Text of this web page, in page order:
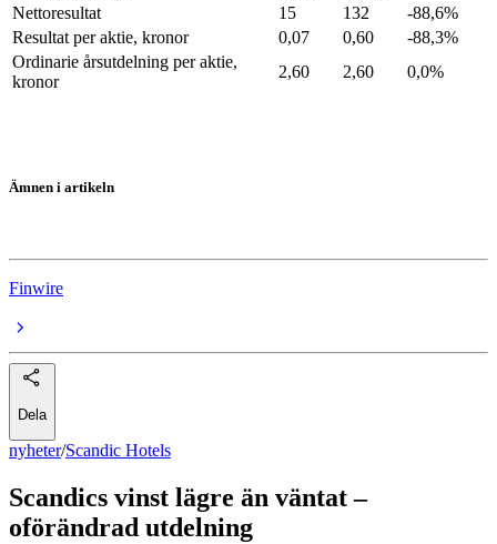
Nettoresultat
15 132
-88,6%
Resultat per aktie, kronor
0,07 0,60
-88,3%
Ordinarie årsutdelning per aktie,
kronor
2,60 2,60 0,0%
Ämnen i artikeln
Finwire
Dela
nyheter/Scandic Hotels
Scandics vinst lägre än väntat –
oförändrad utdelning